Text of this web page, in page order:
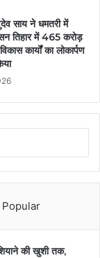
साय ने धमतरी में
तिहार में 465 करोड़
कार्यों का लोकार्पण
Popular
की खुशी तक,